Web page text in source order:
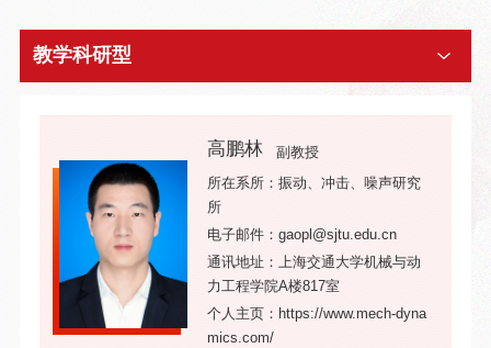
教学科研型
高鹏林
副教授
所在系所：振动、冲击、噪声研究
所
电子邮件：gaopl@sjtu.edu.cn
通讯地址：上海交通大学机械与动
力工程学院A楼817室
个人主页：https://www.mech-dyna
mics.com/